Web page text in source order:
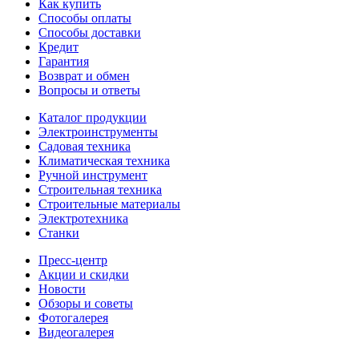
Как купить
Способы оплаты
Способы доставки
Кредит
Гарантия
Возврат и обмен
Вопросы и ответы
Каталог продукции
Электроинструменты
Садовая техника
Климатическая техника
Ручной инструмент
Строительная техника
Строительные материалы
Электротехника
Станки
Пресс-центр
Акции и скидки
Новости
Обзоры и советы
Фотогалерея
Видеогалерея